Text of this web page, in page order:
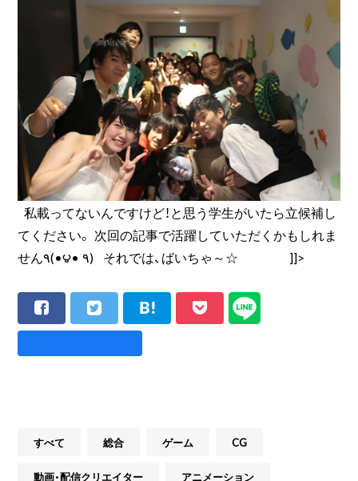
私載ってないんですけど！と思う学生がいたら立候補し
てください。 次回の記事で活躍していただくかもしれま
せん٩(•౪• ٩) それでは、ばいちゃ～☆ ]]>
すべて 総合 ゲーム CG
動画・配信クリエイター アニメーション